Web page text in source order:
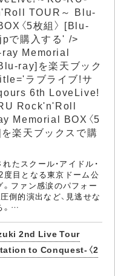
TOUR～ Blu-
〈5枚組〉 [Blu-
で購入する' />
Memorial
ray]を楽天ブック
ラブライブ!サ
6th LoveLive!
Rock'n'Roll
Memorial BOX〈5
楽天ブックスで購
たスクール・アイドル・
目となる東京ドーム公
ファン感涙のパフォー
倒的演出など、見逃せな
。…
2nd Live Tour
to Conquest-〈2